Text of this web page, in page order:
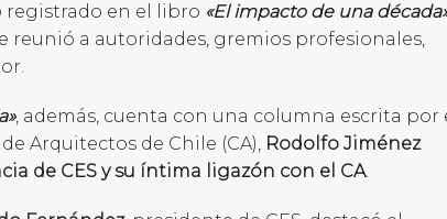
registrado en el libro «El impacto de una
reunió a autoridades, gremios profesionales,
, además, cuenta con una columna escrita por
Arquitectos de Chile (CA), Rodolfo Jiménez
de CES y su íntima ligazón con el CA.